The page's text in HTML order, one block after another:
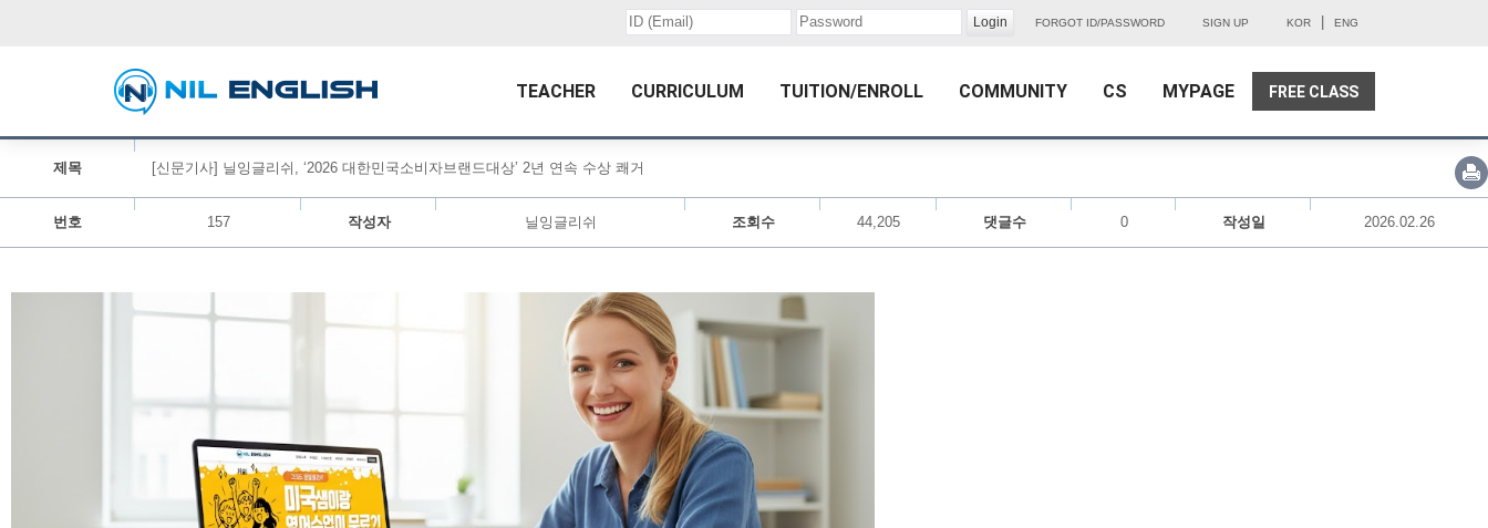
FORGOT ID/PASSWORD SIGN UP KOR ENG
TEACHER CURRICULUM TUITION/ENROLL COMMUNITY CS MYPAGE FREE CLASS
제목 [신문기사] 닐잉글리쉬, ‘2026 대한민국소비자브랜드대상’ 2년 연속 수상 쾌거
번호 157 작성자 닐잉글리쉬 조회수 44,205 댓글수 0 작성일 2026.02.26